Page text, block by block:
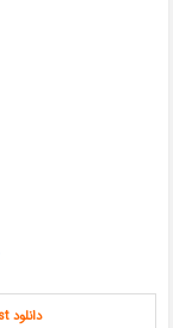
دانلود ost های سریال-فرمت: mp3 – کیفیت: 320k